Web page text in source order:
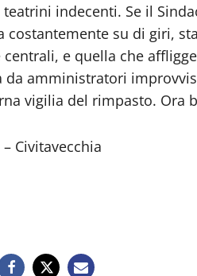
teatrini indecenti. Se il
costantemente su di giri,
centrali, e quella che
da amministratori
vigilia del rimpasto. Ora
Civitavecchia